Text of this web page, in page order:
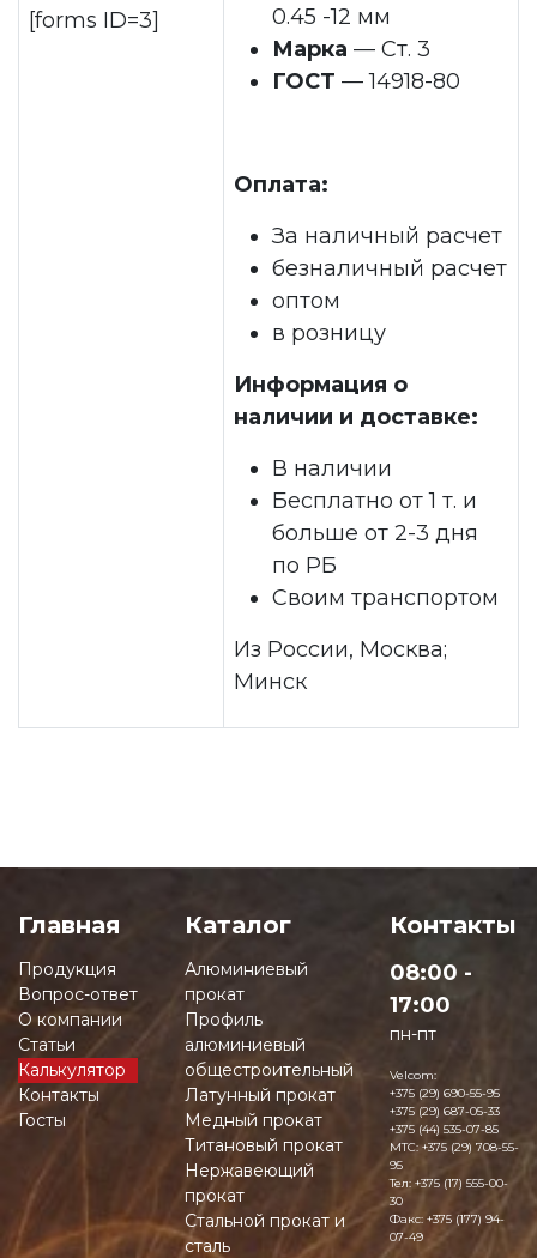
[forms ID=3]
0.45 -12 мм
Марка — Ст. 3
ГОСТ — 14918-80
Оплата:
За наличный расчет
безналичный расчет
оптом
в розницу
Информация о
наличии и доставке:
В наличии
Бесплатно от 1 т. и
больше от 2-3 дня
по РБ
Своим транспортом
Из России, Москва;
Минск
Главная
Продукция
Вопрос-ответ
О компании
Статьи
Калькулятор
Контакты
Госты
Каталог
Алюминиевый
прокат
Профиль
алюминиевый
общестроительный
Латунный прокат
Медный прокат
Титановый прокат
Нержавеющий
прокат
Стальной прокат и
сталь
Контакты
08:00 -
17:00
пн-пт
Velcom:
+375 (29) 690-55-95
+375 (29) 687-05-33
+375 (44) 535-07-85
MTC:+375 (29) 708-55-
95
Тел: +375 (17) 555-00-
30
Факс: +375 (177) 94-
07-49